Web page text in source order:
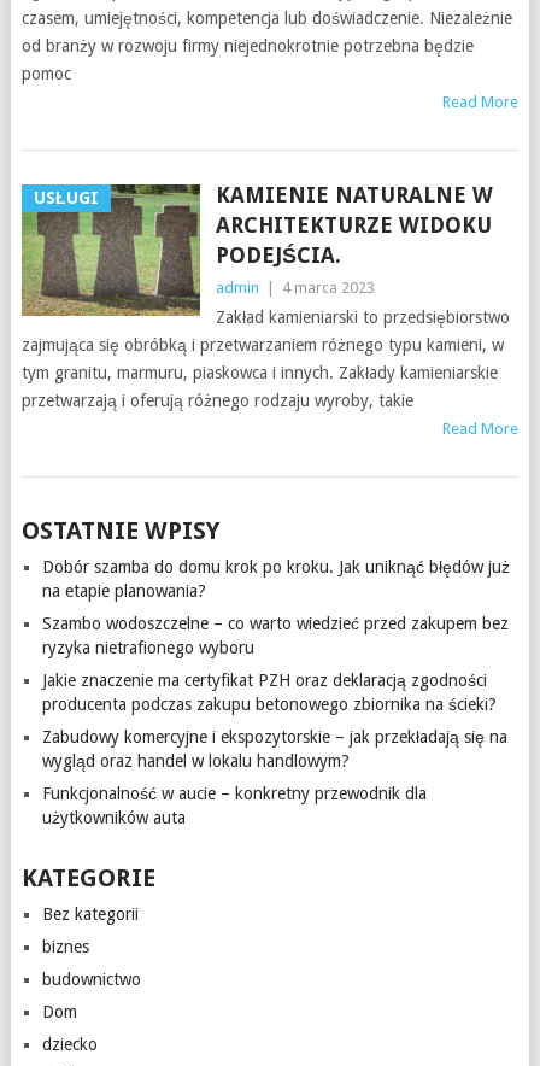
czasem, umiejętności, kompetencja lub doświadczenie. Niezależnie
od branży w rozwoju firmy niejednokrotnie potrzebna będzie
pomoc
Read More
USŁUGI
KAMIENIE NATURALNE W
ARCHITEKTURZE WIDOKU
PODEJŚCIA.
admin 4 marca 2023
Zakład kamieniarski to przedsiębiorstwo
zajmująca się obróbką i przetwarzaniem różnego typu kamieni, w
tym granitu, marmuru, piaskowca i innych. Zakłady kamieniarskie
przetwarzają i oferują różnego rodzaju wyroby, takie
Read More
OSTATNIE WPISY
Dobór szamba do domu krok po kroku. Jak uniknąć błędów już
na etapie planowania?
Szambo wodoszczelne – co warto wiedzieć przed zakupem bez
ryzyka nietrafionego wyboru
Jakie znaczenie ma certyfikat PZH oraz deklaracją zgodności
producenta podczas zakupu betonowego zbiornika na ścieki?
Zabudowy komercyjne i ekspozytorskie – jak przekładają się na
wygląd oraz handel w lokalu handlowym?
Funkcjonalność w aucie – konkretny przewodnik dla
użytkowników auta
KATEGORIE
Bez kategorii
biznes
budownictwo
Dom
dziecko